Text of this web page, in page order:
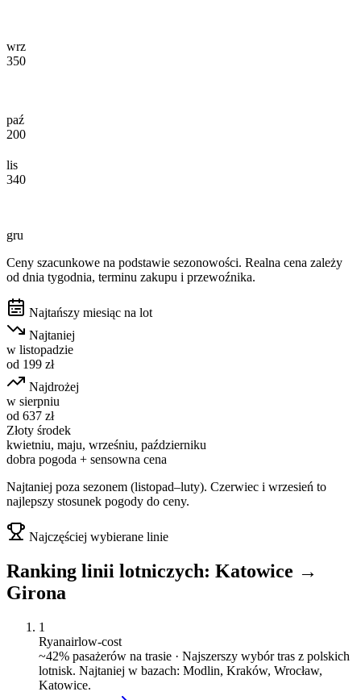
wrz
350
paź
200
lis
340
gru
Ceny szacunkowe na podstawie sezonowości. Realna cena zależy
od dnia tygodnia, terminu zakupu i przewoźnika.
Najtańszy miesiąc na lot
Najtaniej
w listopadzie
od 199 zł
Najdrożej
w sierpniu
od 637 zł
Złoty środek
kwietniu, maju, wrześniu, październiku
dobra pogoda + sensowna cena
Najtaniej poza sezonem (listopad–luty). Czerwiec i wrzesień to
najlepszy stosunek pogody do ceny.
Najczęściej wybierane linie
Ranking linii lotniczych: Katowice →
Girona
1
Ryanairlow-cost
~42% pasażerów na trasie · Najszerszy wybór tras z polskich
lotnisk. Najtaniej w bazach: Modlin, Kraków, Wrocław,
Katowice.